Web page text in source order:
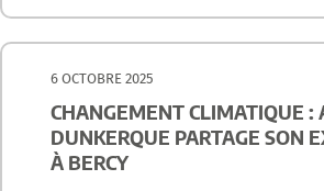
6 OCTOBRE 2025
CHANGEMENT CLIMATIQUE
DUNKERQUE PARTAGE SON
À BERCY